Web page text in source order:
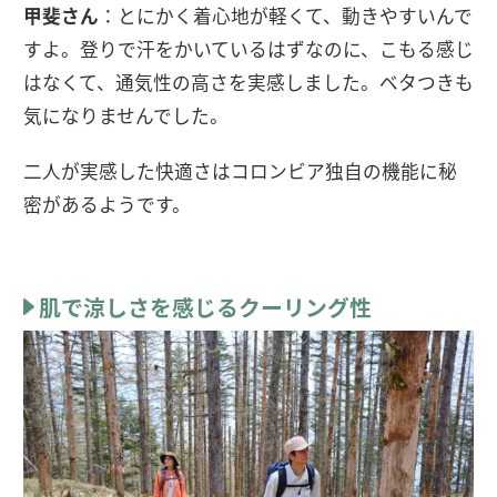
甲斐さん ：とにかく着心地が軽くて、動きやすいんで
すよ。登りで汗をかいているはずなのに、こもる感じ
はなくて、通気性の高さを実感しました。ベタつきも
気になりませんでした。
二人が実感した快適さはコロンビア独自の機能に秘
密があるようです。
肌で涼しさを感じるクーリング性